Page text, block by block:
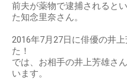
前夫が薬物で逮捕されると
た知念里奈さん。
2016年7月27日に俳優の井
た！
では、お相手の井上芳雄さ
います。